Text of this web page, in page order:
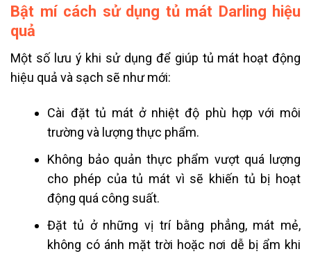
Bật mí cách sử dụng tủ mát Darling hiệu
quả
Một số lưu ý khi sử dụng để giúp tủ mát hoạt động
hiệu quả và sạch sẽ như mới:
Cài đặt tủ mát ở nhiệt độ phù hợp với môi
trường và lượng thực phẩm.
Không bảo quản thực phẩm vượt quá lượng
cho phép của tủ mát vì sẽ khiến tủ bị hoạt
động quá công suất.
Đặt tủ ở những vị trí bằng phẳng, mát mẻ,
không có ánh mặt trời hoặc nơi dễ bị ẩm khi